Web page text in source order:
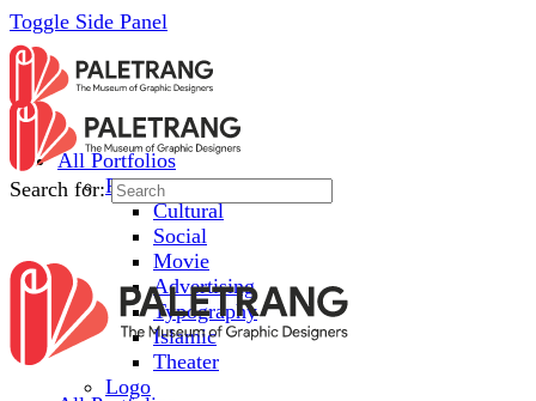
Toggle Side Panel
All Portfolios
Poster
Cultural
Social
Movie
Advertising
Typography
Islamic
Theater
Logo
Search for: